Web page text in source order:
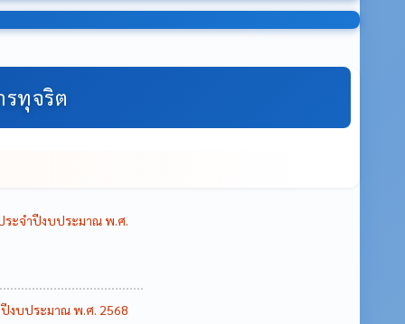
รทุจริต
ระจำปีงบประมาณ พ.ศ.
ปีงบประมาณ พ.ศ. 2568